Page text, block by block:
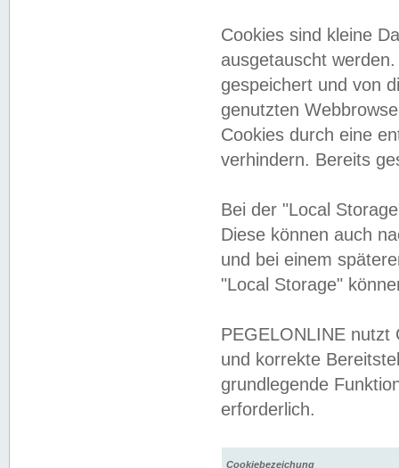
Cookies sind kleine
ausgetauscht
gespeichert und von
genutzten
Cookies durch eine
verhindern. Bereits
Bei der "Local
Diese können auch
und bei einem
"Local Storage"
PEGELONLINE nutzt
und korrekte
grundlegende
erforderlich.
Cookiebezeichung